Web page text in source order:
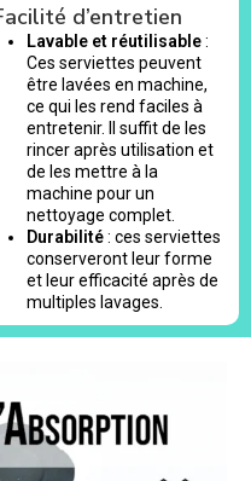
d’entretien
Lavable et réutilisable:
Ces serviettes peuvent
être lavées en machine,
ce qui les rend faciles à
entretenir. Il suffit de les
rincer après utilisation et
de les mettre à la
machine pour un
nettoyage complet.
Durabilité: ces serviettes
conserveront leur forme
et leur efficacité après de
multiples lavages.